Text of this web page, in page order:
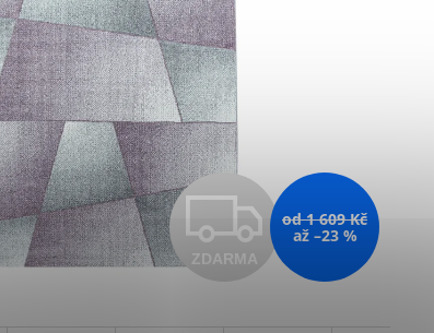
Z
D
ZDARMA
od 1 609 Kč
až –23 %